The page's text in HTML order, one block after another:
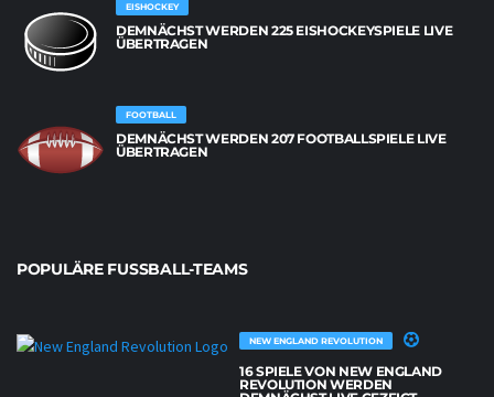
EISHOCKEY
DEMNÄCHST WERDEN 225 EISHOCKEYSPIELE LIVE
ÜBERTRAGEN
FOOTBALL
DEMNÄCHST WERDEN 207 FOOTBALLSPIELE LIVE
ÜBERTRAGEN
POPULÄRE FUSSBALL-TEAMS
NEW ENGLAND REVOLUTION
16 SPIELE VON NEW ENGLAND
REVOLUTION WERDEN